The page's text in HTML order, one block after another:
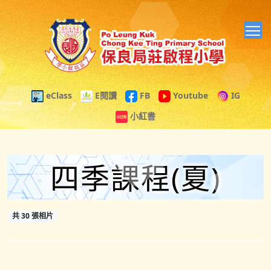
eClass E閱讀 FB Youtube
IG
小紅書
四季課程(夏)
共 30 張相片